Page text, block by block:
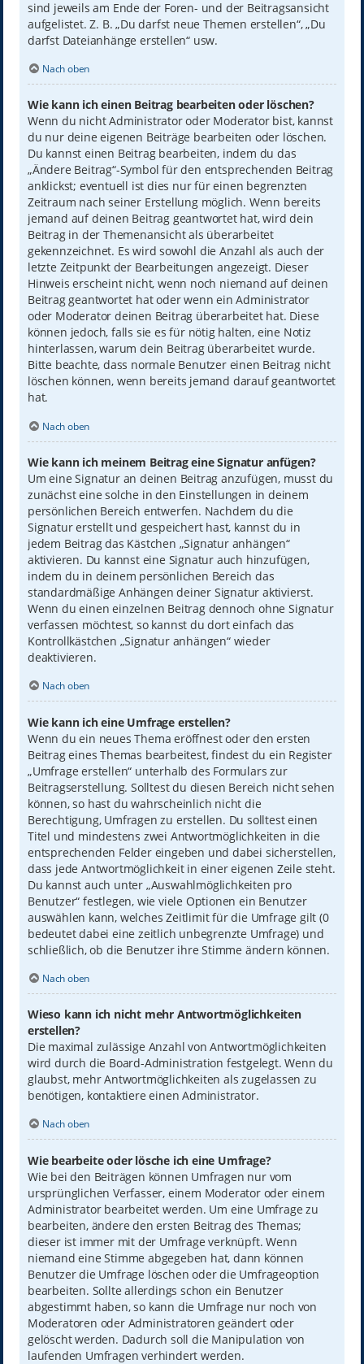
sind jeweils am Ende der Foren- und der Beitragsansicht
aufgelistet. Z. B. „Du darfst neue Themen erstellen“, „Du
darfst Dateianhänge erstellen“ usw.
Nach oben
Wie kann ich einen Beitrag bearbeiten oder löschen?
Wenn du nicht Administrator oder Moderator bist, kannst
du nur deine eigenen Beiträge bearbeiten oder löschen.
Du kannst einen Beitrag bearbeiten, indem du das
„Ändere Beitrag“-Symbol für den entsprechenden Beitrag
anklickst; eventuell ist dies nur für einen begrenzten
Zeitraum nach seiner Erstellung möglich. Wenn bereits
jemand auf deinen Beitrag geantwortet hat, wird dein
Beitrag in der Themenansicht als überarbeitet
gekennzeichnet. Es wird sowohl die Anzahl als auch der
letzte Zeitpunkt der Bearbeitungen angezeigt. Dieser
Hinweis erscheint nicht, wenn noch niemand auf deinen
Beitrag geantwortet hat oder wenn ein Administrator
oder Moderator deinen Beitrag überarbeitet hat. Diese
können jedoch, falls sie es für nötig halten, eine Notiz
hinterlassen, warum dein Beitrag überarbeitet wurde.
Bitte beachte, dass normale Benutzer einen Beitrag nicht
löschen können, wenn bereits jemand darauf geantwortet
hat.
Nach oben
Wie kann ich meinem Beitrag eine Signatur anfügen?
Um eine Signatur an deinen Beitrag anzufügen, musst du
zunächst eine solche in den Einstellungen in deinem
persönlichen Bereich entwerfen. Nachdem du die
Signatur erstellt und gespeichert hast, kannst du in
jedem Beitrag das Kästchen „Signatur anhängen“
aktivieren. Du kannst eine Signatur auch hinzufügen,
indem du in deinem persönlichen Bereich das
standardmäßige Anhängen deiner Signatur aktivierst.
Wenn du einen einzelnen Beitrag dennoch ohne Signatur
verfassen möchtest, so kannst du dort einfach das
Kontrollkästchen „Signatur anhängen“ wieder
deaktivieren.
Nach oben
Wie kann ich eine Umfrage erstellen?
Wenn du ein neues Thema eröffnest oder den ersten
Beitrag eines Themas bearbeitest, findest du ein Register
„Umfrage erstellen“ unterhalb des Formulars zur
Beitragserstellung. Solltest du diesen Bereich nicht sehen
können, so hast du wahrscheinlich nicht die
Berechtigung, Umfragen zu erstellen. Du solltest einen
Titel und mindestens zwei Antwortmöglichkeiten in die
entsprechenden Felder eingeben und dabei sicherstellen,
dass jede Antwortmöglichkeit in einer eigenen Zeile steht.
Du kannst auch unter „Auswahlmöglichkeiten pro
Benutzer“ festlegen, wie viele Optionen ein Benutzer
auswählen kann, welches Zeitlimit für die Umfrage gilt (0
bedeutet dabei eine zeitlich unbegrenzte Umfrage) und
schließlich, ob die Benutzer ihre Stimme ändern können.
Nach oben
Wieso kann ich nicht mehr Antwortmöglichkeiten
erstellen?
Die maximal zulässige Anzahl von Antwortmöglichkeiten
wird durch die Board-Administration festgelegt. Wenn du
glaubst, mehr Antwortmöglichkeiten als zugelassen zu
benötigen, kontaktiere einen Administrator.
Nach oben
Wie bearbeite oder lösche ich eine Umfrage?
Wie bei den Beiträgen können Umfragen nur vom
ursprünglichen Verfasser, einem Moderator oder einem
Administrator bearbeitet werden. Um eine Umfrage zu
bearbeiten, ändere den ersten Beitrag des Themas;
dieser ist immer mit der Umfrage verknüpft. Wenn
niemand eine Stimme abgegeben hat, dann können
Benutzer die Umfrage löschen oder die Umfrageoption
bearbeiten. Sollte allerdings schon ein Benutzer
abgestimmt haben, so kann die Umfrage nur noch von
Moderatoren oder Administratoren geändert oder
gelöscht werden. Dadurch soll die Manipulation von
laufenden Umfragen verhindert werden.